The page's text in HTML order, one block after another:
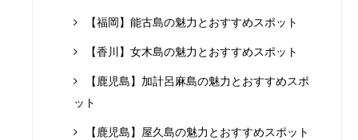
【福岡】能古島の魅力とおすすめスポット
【香川】女木島の魅力とおすすめスポット
【鹿児島】加計呂麻島の魅力とおすすめスポ
ット
【鹿児島】屋久島の魅力とおすすめスポット